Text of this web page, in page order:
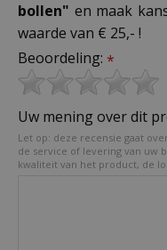
bollen" en maak
waarde van € 25,- !
Beoordeling: *
Uw mening over dit
Let op: deze recensie gaat
de service of levering van uw
kwaliteit van het product, de